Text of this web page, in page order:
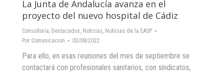
La Junta de Andalucía avanza en el
proyecto del nuevo hospital de Cádiz
Consultoría, Destacados, Noticias, Noticias de la EASP
Por Comunicacion 03/08/2022
Para ello, en esas reuniones del mes de septiembre se
contactará con profesionales sanitarios, con sindicatos,